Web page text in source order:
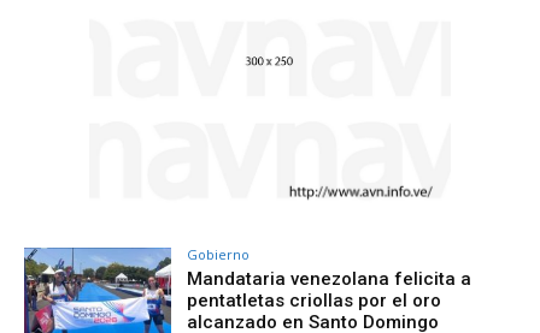
Gobierno
Mandataria venezolana felicita a
pentatletas criollas por el oro
alcanzado en Santo Domingo